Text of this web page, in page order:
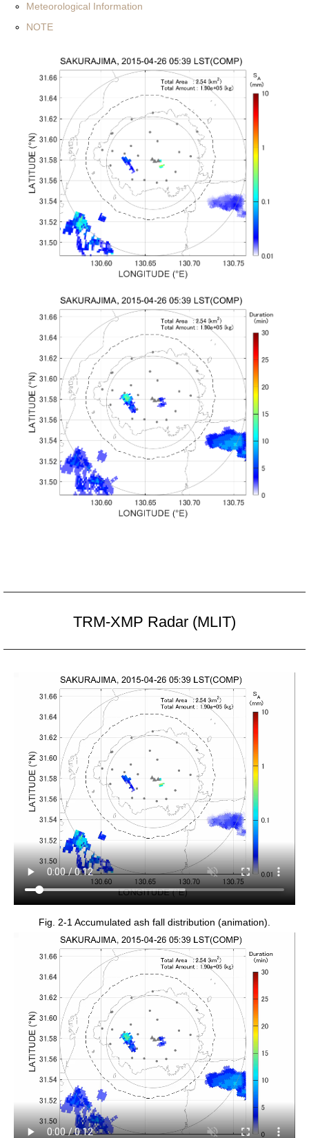
Meteorological Information
NOTE
TRM-XMP Radar (MLIT)
Fig. 2-1 Accumulated ash fall distribution (animation).